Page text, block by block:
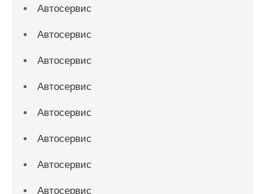
Автосервис
Автосервис
Автосервис
Автосервис
Автосервис
Автосервис
Автосервис
Автосервис